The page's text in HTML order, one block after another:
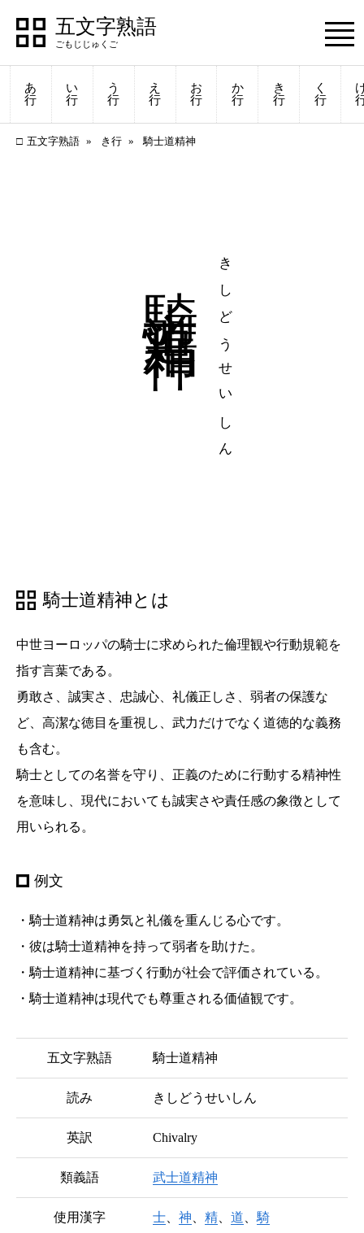
五文字熟語
あ
行
い
行
う
行
え
行
お
行
か
行
き
行
く
行
五文字熟語 き行 騎士道精神
きしどうせいしん
騎士道精神とは
中世ヨーロッパの騎士に求められた倫理観や行動規範を
指す言葉である。
勇敢さ、誠実さ、忠誠心、礼儀正しさ、弱者の保護な
ど、高潔な徳目を重視し、武力だけでなく道徳的な義務
も含む。
騎士としての名誉を守り、正義のために行動する精神性
を意味し、現代においても誠実さや責任感の象徴として
用いられる。
例文
・騎士道精神は勇気と礼儀を重んじる心です。
・彼は騎士道精神を持って弱者を助けた。
・騎士道精神に基づく行動が社会で評価されている。
・騎士道精神は現代でも尊重される価値観です。
五文字熟語 騎士道精神
読み きしどうせいしん
英訳 Chivalry
類義語 武士道精神
使用漢字 士 神 精 道 騎